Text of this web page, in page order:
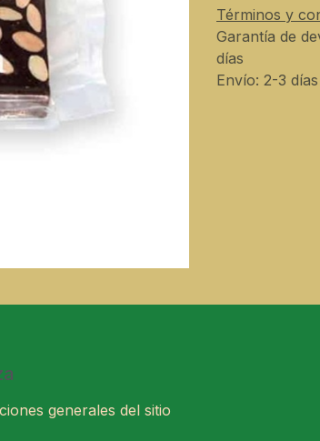
Términos y
Garantía de
días
Envío: 2-3
generales del sitio